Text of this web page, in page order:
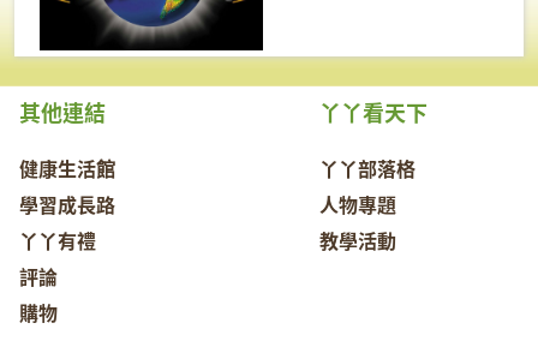
其他連結
健康生活館
學習成長路
丫丫有禮
評論
購物
丫丫看天下
丫丫部落格
人物專題
教學活動